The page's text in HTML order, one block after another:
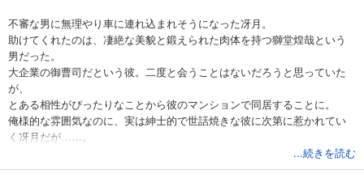
不審な男に無理やり車に連れ込まれそうになった冴月。
助けてくれたのは、凄絶な美貌と鍛えられた肉体を持つ獅堂煌哉という
男だった。
大企業の御曹司だという彼。二度と会うことはないだろうと思っていた
が、
とある相性がぴったりなことから彼のマンションで同居することに。
俺様的な雰囲気なのに、実は紳士的で世話焼きな彼に次第に惹かれてい
く冴月だが……。
満月の夜、獰猛な欲望を剥き出しにした彼に何度も熱く貪られ!?
...続きを読む